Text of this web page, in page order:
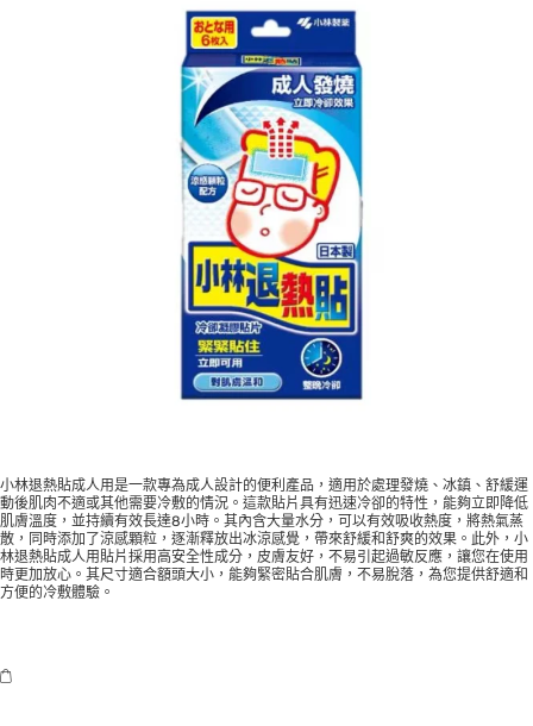
小林退熱貼成人用是一款專為成人設計的便利產品，適用於處理發燒、冰鎮、舒緩運
動後肌肉不適或其他需要冷敷的情況。這款貼片具有迅速冷卻的特性，能夠立即降低
肌膚溫度，並持續有效長達8小時。其內含大量水分，可以有效吸收熱度，將熱氣蒸
散，同時添加了涼感顆粒，逐漸釋放出冰涼感覺，帶來舒緩和舒爽的效果。此外，小
林退熱貼成人用貼片採用高安全性成分，皮膚友好，不易引起過敏反應，讓您在使用
時更加放心。其尺寸適合額頭大小，能夠緊密貼合肌膚，不易脫落，為您提供舒適和
方便的冷敷體驗。